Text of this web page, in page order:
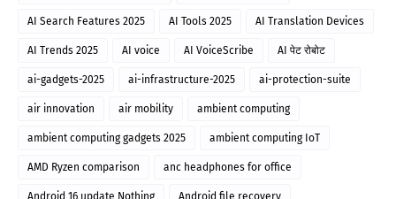
AI Search Features 2025 AI Tools 2025 AI Translation Devices
AI Trends 2025 AI voice AI VoiceScribe AI पेट रोबोट
ai-gadgets-2025 ai-infrastructure-2025 ai-protection-suite
air innovation air mobility ambient computing
ambient computing gadgets 2025 ambient computing IoT
AMD Ryzen comparison anc headphones for office
Android 16 update Nothing Android file recovery